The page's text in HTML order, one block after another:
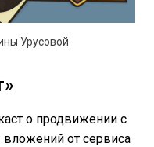
Урусовой
о продвижении с
от сервиса